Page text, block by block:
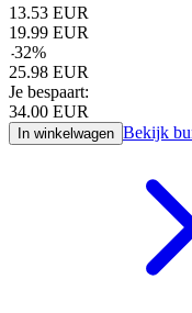
13.53 EUR
19.99 EUR
-32%
25.98 EUR
Je bespaart:
34.00 EUR
In winkelwagen Bekijk